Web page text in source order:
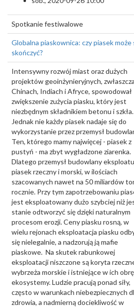
Spotkanie festiwalowe
Globalna piaskownica: czy piasek może
skończyć?
Intensywny rozwój miast oraz dużych
projektów geoinżynieryjnych,
Chinach, Indiach i Afryce, spowodował
zwiększenie zużycia piasku, który jest
niezbędnym składnikiem betonu i szkła.
Jednak nie każdy piasek nadaje się do
wykorzystanie przez przemysł
Ten, którego mamy najwięcej - piasek z
pustyń - ma zbyt wygładzone ziarenka.
Dlatego przemysł budowlany
piasek rzeczny i morski, w ilościach
szacowanych nawet na 50 miliardów
rocznie. Przy tym zapotrzebowaniu
jest eksploatowany dużo szybciej niż
stanie odtworzyć się dzięki naturalnym
procesom erozji. Ceny piasku rosną, w
wielu rejonach eksploatacja piasku
się nielegalnie, a nadzorują ją mafie
piaskowe. Na skutek rabunkowej
eksploatacji niszczone są koryta
wybrzeża morskie i istniejące w ich
ekosystemy. Ludzie pracują ponad siły,
często w warunkach niebezpiecznych
zdrowia, a nadmierną dociekliwość w